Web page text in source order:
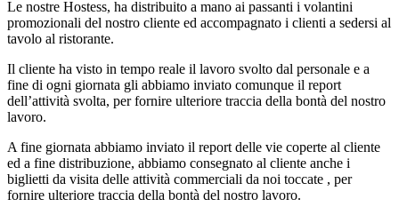
Le nostre Hostess, ha distribuito a mano ai passanti i volantini
promozionali del nostro cliente ed accompagnato i clienti a sedersi al
tavolo al ristorante.
Il cliente ha visto in tempo reale il lavoro svolto dal personale e a
fine di ogni giornata gli abbiamo inviato comunque il report
dell’attività svolta, per fornire ulteriore traccia della bontà del nostro
lavoro.
A fine giornata abbiamo inviato il report delle vie coperte al cliente
ed a fine distribuzione, abbiamo consegnato al cliente anche i
biglietti da visita delle attività commerciali da noi toccate , per
fornire ulteriore traccia della bontà del nostro lavoro.